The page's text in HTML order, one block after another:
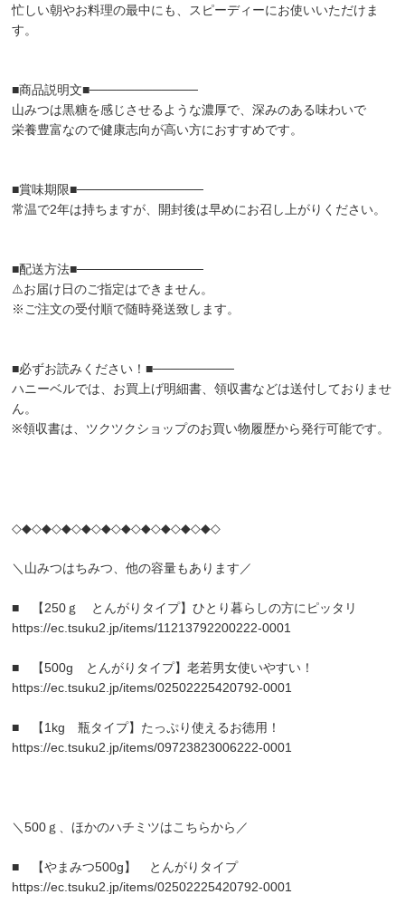
忙しい朝やお料理の最中にも、スピーディーにお使いいただけま
す。
■商品説明文■────────────
山みつは黒糖を感じさせるような濃厚で、深みのある味わいで
栄養豊富なので健康志向が高い方におすすめです。
■賞味期限■──────────────
常温で2年は持ちますが、開封後は早めにお召し上がりください。
■配送方法■──────────────
⚠️お届け日のご指定はできません。
※ご注文の受付順で随時発送致します。
■必ずお読みください！■─────────
ハニーベルでは、お買上げ明細書、領収書などは送付しておりませ
ん。
※領収書は、ツクツクショップのお買い物履歴から発行可能です。
◇◆◇◆◇◆◇◆◇◆◇◆◇◆◇◆◇◆◇◆◇
＼山みつはちみつ、他の容量もあります／
■ 【250ｇ とんがりタイプ】ひとり暮らしの方にピッタリ
https://ec.tsuku2.jp/items/11213792200222-0001
■ 【500g とんがりタイプ】老若男女使いやすい！
https://ec.tsuku2.jp/items/02502225420792-0001
■ 【1kg 瓶タイプ】たっぷり使えるお徳用！
https://ec.tsuku2.jp/items/09723823006222-0001
＼500ｇ、ほかのハチミツはこちらから／
■ 【やまみつ500g】 とんがりタイプ
https://ec.tsuku2.jp/items/02502225420792-0001